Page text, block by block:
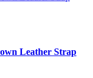
Leather Strap